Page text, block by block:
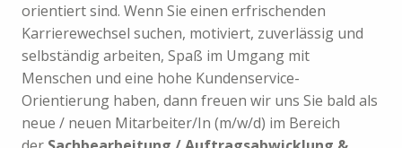
orientiert sind. Wenn Sie einen erfrischenden
Karrierewechsel suchen, motiviert, zuverlässig und
selbständig arbeiten, Spaß im Umgang mit
Menschen und eine hohe Kundenservice-
Orientierung haben, dann freuen wir uns Sie bald als
neue / neuen Mitarbeiter/In (m/w/d) im Bereich